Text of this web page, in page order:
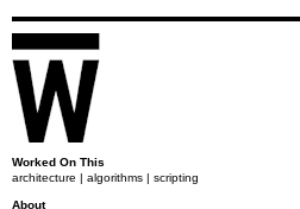
Worked On This
architecture | algorithms | scripting
About